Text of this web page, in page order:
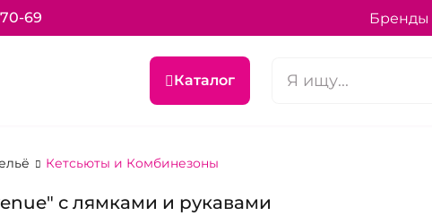
69 Бренды
Каталог
Кетсьюты и Комбинезоны
с лямками и рукавами